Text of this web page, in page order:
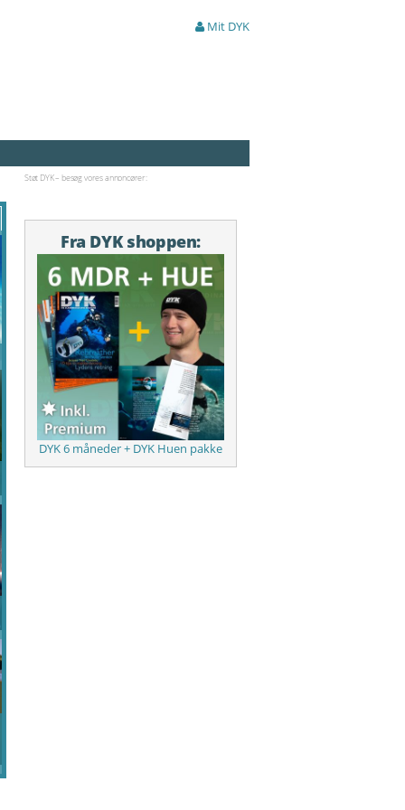
Mit DYK
Støt DYK – besøg vores annoncører:
Fra DYK shoppen:
DYK 6 måneder + DYK Huen pakke